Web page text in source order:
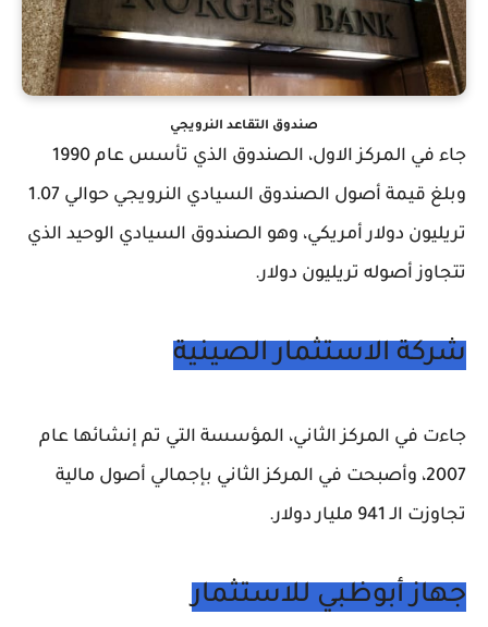
صندوق التقاعد النرويجي
جاء في المركز الاول، الصندوق الذي تأسس عام 1990
وبلغ قيمة أصول الصندوق السيادي النرويجي حوالي 1.07
تريليون دولار أمريكي، وهو الصندوق السيادي الوحيد الذي
تتجاوز أصوله تريليون دولار.
شركة الاستثمار الصينية
جاءت في المركز الثاني، المؤسسة التي تم إنشائها عام
2007، وأصبحت في المركز الثاني بإجمالي أصول مالية
تجاوزت الـ 941 مليار دولار.
جهاز أبوظبي للاستثمار